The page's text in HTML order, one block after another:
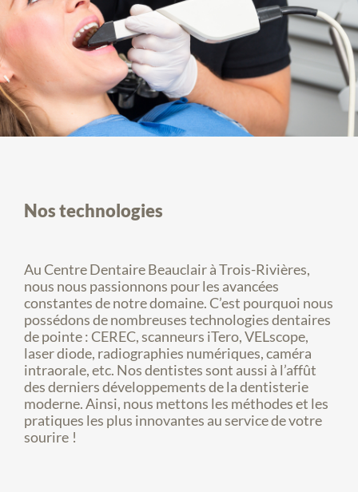
Nos technologies
Au Centre Dentaire Beauclair à Trois-Rivières,
nous nous passionnons pour les avancées
constantes de notre domaine. C’est pourquoi nous
possédons de nombreuses technologies dentaires
de pointe : CEREC, scanneurs iTero, VELscope,
laser diode, radiographies numériques, caméra
intraorale, etc. Nos dentistes sont aussi à l’affût
des derniers développements de la dentisterie
moderne. Ainsi, nous mettons les méthodes et les
pratiques les plus innovantes au service de votre
sourire !